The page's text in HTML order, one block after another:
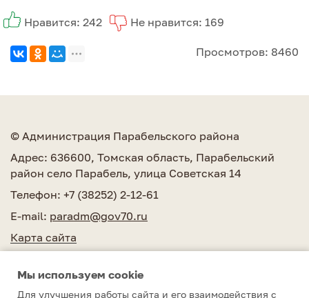
Нравится: 242 Не нравится: 169
Просмотров: 8460
© Администрация Парабельского района
Адрес: 636600, Томская область, Парабельский
район село Парабель, улица Советская 14
Телефон: +7 (38252) 2-12-61
E-mail: paradm@gov70.ru
Карта сайта
Мы используем сookie
Для улучшения работы сайта и его взаимодействия с